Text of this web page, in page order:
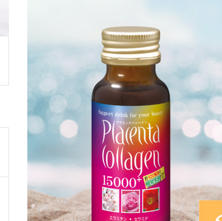
プラセンタコラーゲン15000プ
ラス（10本×3箱）
¥7,387